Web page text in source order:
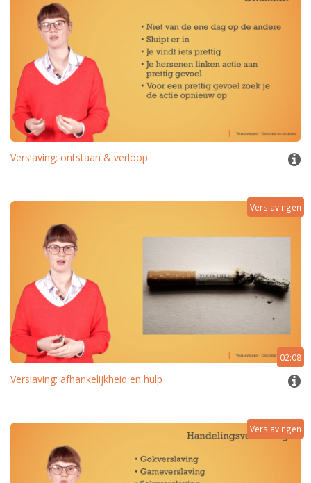
Verslaving: ontstaan & verloop
Verslavingen
02:08
Verslaving: afhankelijkheid en hulp
Verslavingen